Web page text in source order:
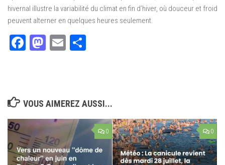
hivernal illustre la variabilité du climat en fin d’hiver, où douceur et froid
peuvent alterner en quelques heures seulement.
Facebook
Mastodon
Email
VOUS AIMEREZ AUSSI...
0 0